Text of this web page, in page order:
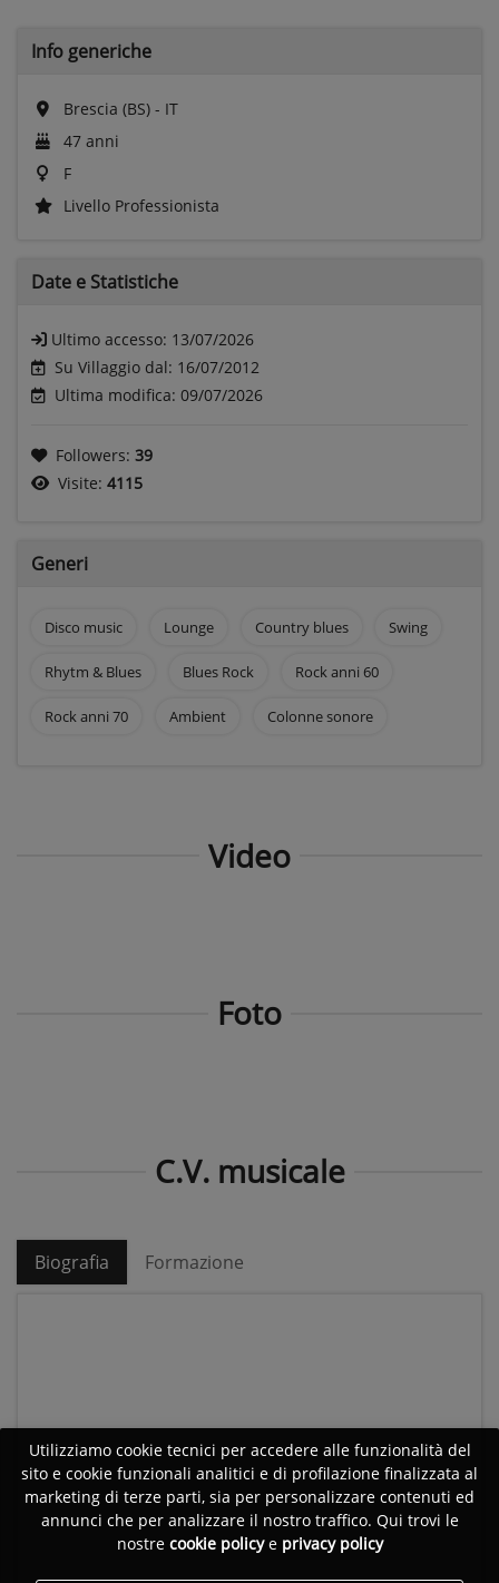
Info generiche
Brescia (BS) - IT
47 anni
F
Livello Professionista
Date e Statistiche
Ultimo accesso: 13/07/2026
Su Villaggio dal: 16/07/2012
Ultima modifica: 09/07/2026
Followers: 39
Visite: 4115
Generi
Disco music Lounge Country blues Swing
Rhytm & Blues Blues Rock Rock anni 60
Rock anni 70 Ambient Colonne sonore
Video
Foto
C.V. musicale
Biografia Formazione
Utilizziamo cookie tecnici per accedere alle funzionalità del
sito e cookie funzionali analitici e di profilazione finalizzata al
marketing di terze parti, sia per personalizzare contenuti ed
annunci che per analizzare il nostro traffico. Qui trovi le
nostre cookie policye privacy policy